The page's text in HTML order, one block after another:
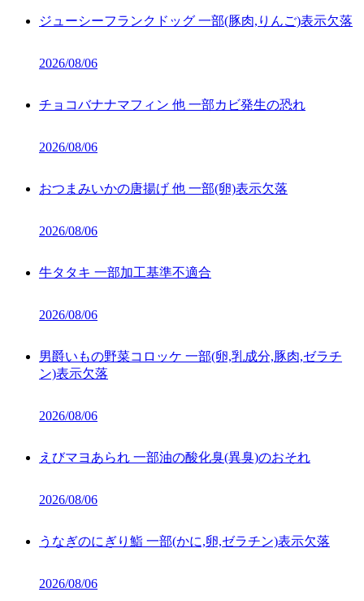
ジューシーフランクドッグ 一部(豚肉,りんご)表示欠落
2026/08/06
チョコバナナマフィン 他 一部カビ発生の恐れ
2026/08/06
おつまみいかの唐揚げ 他 一部(卵)表示欠落
2026/08/06
牛タタキ 一部加工基準不適合
2026/08/06
男爵いもの野菜コロッケ 一部(卵,乳成分,豚肉,ゼラチ
ン)表示欠落
2026/08/06
えびマヨあられ 一部油の酸化臭(異臭)のおそれ
2026/08/06
うなぎのにぎり鮨 一部(かに,卵,ゼラチン)表示欠落
2026/08/06